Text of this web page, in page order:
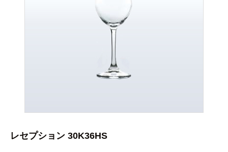
レセプション 30K36HS